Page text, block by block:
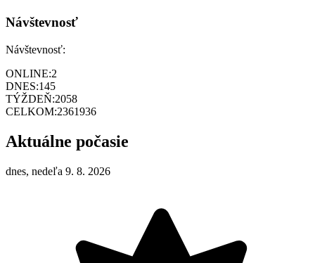
Návštevnosť
Návštevnosť:
ONLINE:2
DNES:145
TÝŽDEŇ:2058
CELKOM:2361936
Aktuálne počasie
dnes, nedeľa 9. 8. 2026